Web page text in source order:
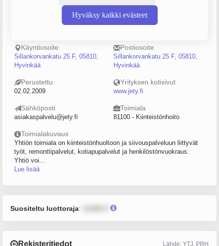
Hyväksy kaikki evästeet
10–19
Käyntiosoite
Sillankorvankatu 25 F, 05810,
Hyvinkää
Postiosoite
Sillankorvankatu 25 F, 05810,
Hyvinkää
Perustettu
02.02.2009
Yrityksen kotisivut
www.jety.fi
Sähköposti
asiakaspalvelu@jety.fi
Toimiala
81100 - Kiinteistönhoito
Toimialakuvaus
Yhtiön toimiala on kiinteistönhuoltoon ja siivouspalveluun liittyvät
työt, remonttipalvelut, kotiapupalvelut ja henkilöstönvuokraus.
Yhtiö voi...
Lue lisää
Suositeltu luottoraja:
Rekisteritiedot Lähde: YTJ, PRH